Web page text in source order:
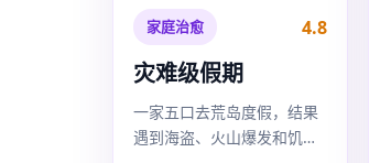
家庭治愈 4.8
灾难级假期
一家五口去荒岛度假，结果
遇到海盗、火山爆发和饥饿